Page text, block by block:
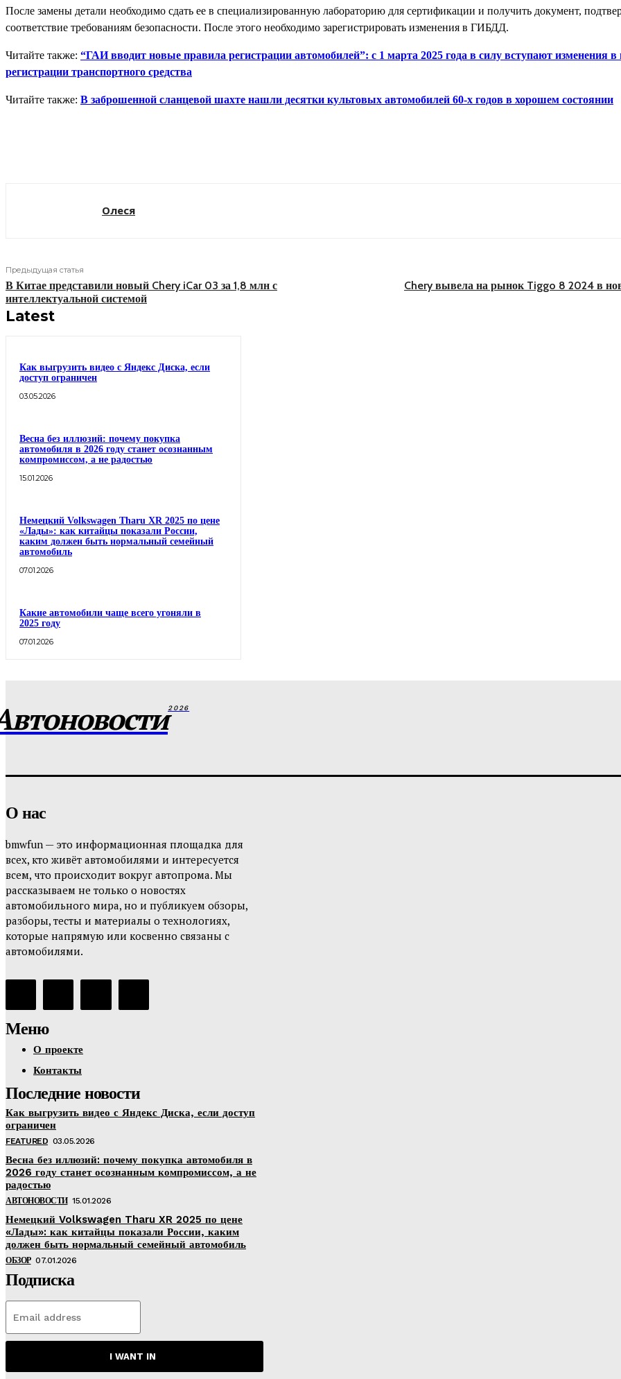
После замены детали необходимо сдать ее в специализированную лабораторию для сертификации и получить документ,
соответствие требованиям безопасности. После этого необходимо зарегистрировать изменения в ГИБДД.
Читайте также: “ГАИ вводит новые правила регистрации автомобилей”: с 1 марта 2025 года в силу вступают изменения в
регистрации транспортного средства
Читайте также: В заброшенной сланцевой шахте нашли десятки культовых автомобилей 60-х годов в хорошем состоянии
Олеся
Предыдущая статья
В Китае представили новый Chery iCar 03 за 1,8 млн с
интеллектуальной системой
Chery вывела на рынок Tiggo 8 2024 в
Latest
Как выгрузить видео с Яндекс Диска, если
доступ ограничен
03.05.2026
Весна без иллюзий: почему покупка
автомобиля в 2026 году станет осознанным
компромиссом, а не радостью
15.01.2026
Немецкий Volkswagen Tharu XR 2025 по цене
«Лады»: как китайцы показали России,
каким должен быть нормальный семейный
автомобиль
07.01.2026
Какие автомобили чаще всего угоняли в
2025 году
07.01.2026
2026
О нас
bmwfun — это информационная площадка для
всех, кто живёт автомобилями и интересуется
всем, что происходит вокруг автопрома. Мы
рассказываем не только о новостях
автомобильного мира, но и публикуем обзоры,
разборы, тесты и материалы о технологиях,
которые напрямую или косвенно связаны с
автомобилями.
Меню
О проекте
Контакты
Последние новости
Как выгрузить видео с Яндекс Диска, если доступ
ограничен
FEATURED 03.05.2026
Весна без иллюзий: почему покупка автомобиля в
2026 году станет осознанным компромиссом, а не
радостью
АВТОНОВОСТИ 15.01.2026
Немецкий Volkswagen Tharu XR 2025 по цене
«Лады»: как китайцы показали России, каким
должен быть нормальный семейный автомобиль
ОБЗОР 07.01.2026
Подписка
I WANT IN